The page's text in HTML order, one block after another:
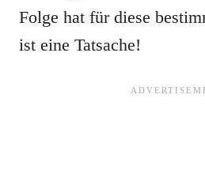
Folge hat für diese
ist eine Tatsache!